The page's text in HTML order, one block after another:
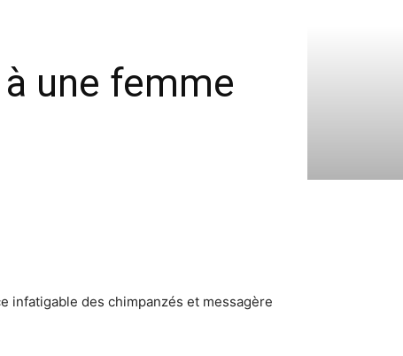
une femme
infatigable des chimpanzés et messagère